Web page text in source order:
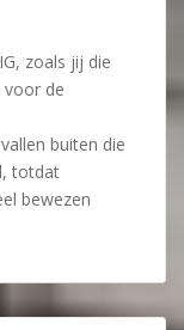
zoals jij die
voor de
buiten die
totdat
bewezen